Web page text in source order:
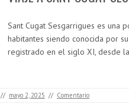
Sant Cugat Sesgarrigues es una
habitantes siendo conocida por
registrado en el siglo XI, desde
// mayo 2, 2025 // Comentario